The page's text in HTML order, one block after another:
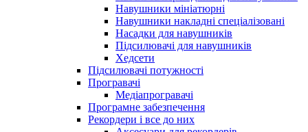
Навушники мініатюрні
Навушники накладні спеціалізовані
Насадки для навушників
Підсилювачі для навушників
Хедсети
Підсилювачі потужності
Програвачі
Медіапрогравачі
Програмне забезпечення
Рекордери і все до них